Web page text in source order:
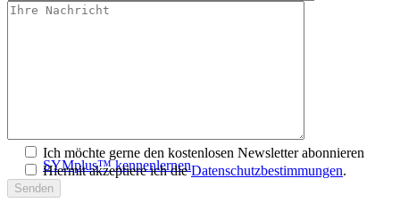
Menü Menü
SYMplus™ kennenlernen
Ich möchte gerne den kostenlosen Newsletter abonnieren
Hiermit akzeptiere ich dieDatenschutzbestimmungen.